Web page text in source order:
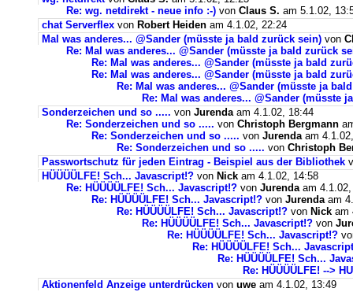
Re: wg. netdirekt - neue info :-) von Claus S. am 5.1.02,
chat Serverflex von Robert Heiden am 4.1.02, 22:24
Mal was anderes... @Sander (müsste ja bald zurück sein) von
Re: Mal was anderes... @Sander (müsste ja bald zurück
Re: Mal was anderes... @Sander (müsste ja bald
Re: Mal was anderes... @Sander (müsste ja bald
Re: Mal was anderes... @Sander (müsste ja
Re: Mal was anderes... @Sander (müsste
Sonderzeichen und so ..... von Jurendaam 4.1.02, 18:44
Re: Sonderzeichen und so ..... von Christoph Bergmann
Re: Sonderzeichen und so ..... von Jurendaam
Re: Sonderzeichen und so ..... von Christoph
Passwortschutz für jeden Eintrag - Beispiel aus der Bibliothek
HÜÜÜÜLFE! Sch... Javascript!? von Nick am 4.1.02, 14:58
Re: HÜÜÜÜLFE! Sch... Javascript!? von Jurendaam 4.1.02,
Re: HÜÜÜÜLFE! Sch... Javascript!? von Jurendaam
Re: HÜÜÜÜLFE! Sch... Javascript!? von Nick am
Re: HÜÜÜÜLFE! Sch... Javascript!? von
Re: HÜÜÜÜLFE! Sch... Javascript!?
Re: HÜÜÜÜLFE! Sch...
Re: HÜÜÜÜLFE! Sch...
Re: HÜÜÜÜLFE! -->
Aktionenfeld Anzeige unterdrücken von uwe am 4.1.02, 13:49